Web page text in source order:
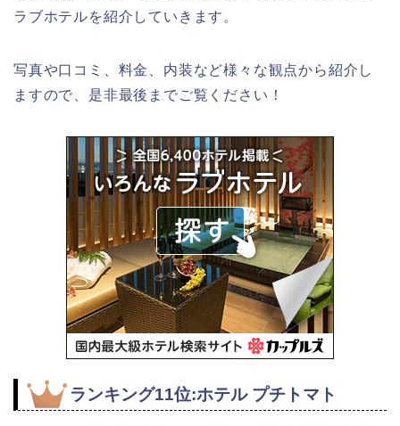
ラブホテルを紹介していきます。
写真や口コミ、料金、内装など様々な観点から紹介し
ますので、是非最後までご覧ください！
ランキング11位:ホテル プチトマト